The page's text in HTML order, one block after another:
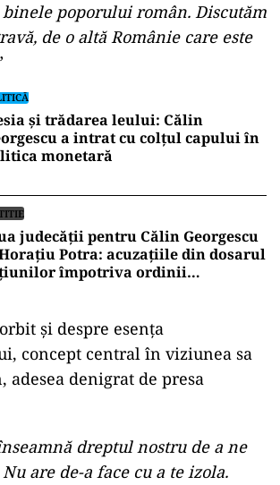
binele poporului român. Discutăm
de o altă Românie care este
și trădarea leului: Călin
a intrat cu colțul capului în
monetară
judecății pentru Călin Georgescu
Potra: acuzațiile din dosarul
împotriva ordinii
și despre esența
concept central în viziunea sa
adesea denigrat de presa
dreptul nostru de a ne
are de-a face cu a te izola.